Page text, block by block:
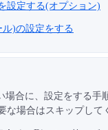
設定する(オプション)
)の設定をする
合に、設定をする手
場合はスキップして